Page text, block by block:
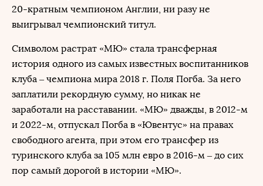
20-кратным чемпионом Англии, ни разу не
выигрывал чемпионский титул.
Символом растрат «МЮ» стала трансферная
история одного из самых известных воспитанников
клуба – чемпиона мира 2018 г. Поля Погба. За него
заплатили рекордную сумму, но никак не
заработали на расставании. «МЮ» дважды, в 2012-м
и 2022-м, отпускал Погба в «Ювентус» на правах
свободного агента, при этом его трансфер из
туринского клуба за 105 млн евро в 2016-м – до сих
пор самый дорогой в истории «МЮ».